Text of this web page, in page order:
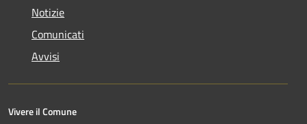
Notizie
Comunicati
Avvisi
Vivere il Comune